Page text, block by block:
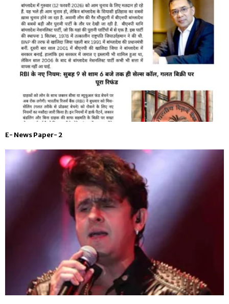
E- News Paper- 2